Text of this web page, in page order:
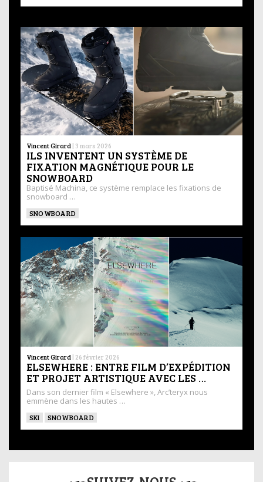
Vincent Girard | 3 mars 2026
ILS INVENTENT UN SYSTÈME DE
FIXATION MAGNÉTIQUE POUR LE
SNOWBOARD
Baptisé Machina, ce système remplace les fixations de
snowboard …
SNOWBOARD
Vincent Girard | 26 février 2026
ELSEWHERE : ENTRE FILM D’EXPÉDITION
ET PROJET ARTISTIQUE AVEC LES …
Dans son dernier film « Elsewhere », Arc’teryx nous
emmène dans les hautes …
SKI SNOWBOARD